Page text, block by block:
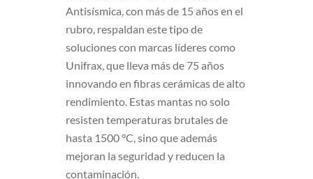
Antisísmica, con más de 15 años en el
rubro, respaldan este tipo de
soluciones con marcas líderes como
Unifrax, que lleva más de 75 años
innovando en fibras cerámicas de alto
rendimiento. Estas mantas no solo
resisten temperaturas brutales de
hasta 1500 °C, sino que además
mejoran la seguridad y reducen la
contaminación.